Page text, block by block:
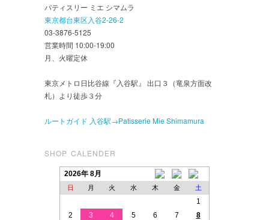
パティスリー ミエ シマムラ
東京都台東区入谷2-26-2
03-3876-5125
営業時間 10:00-19:00
月、火曜定休
東京メトロ日比谷線『入谷駅』 出口３（竜泉方面改
札）より徒歩３分
ルートガイド 入谷駅→Patisserie Mie Shimamura
SHOP CALENDER
2026年 8月
日 月 火 水 木 金 土
1
2
3 4 5 6 7
8